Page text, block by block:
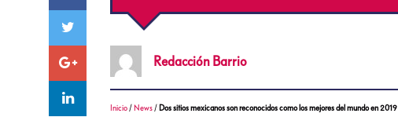
Redacción Barrio
Inicio / News / Dos sitios mexicanos son reconocidos como los mejores del mundo en 2019